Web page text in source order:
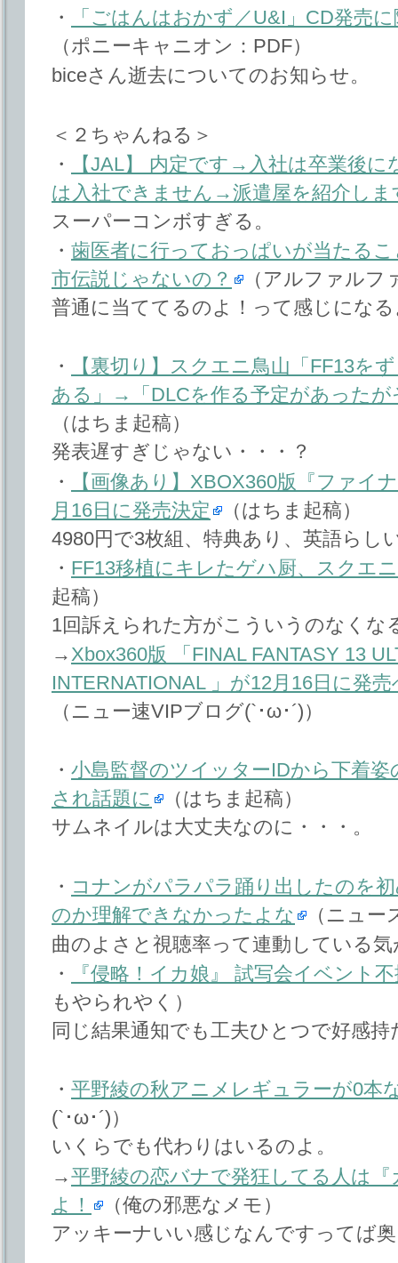
・
「ごはんはおかず／U&I」CD発売
（ポニーキャニオン：PDF）
biceさん逝去についてのお知らせ。
＜２ちゃんねる＞
・
【JAL】 内定です→入社は卒業後
は入社できません→派遣屋を紹介しま
スーパーコンボすぎる。
・ 歯医者に行っておっぱいが当たる
市伝説じゃないの？
（アルファルフ
普通に当ててるのよ！って感じにな
・
【裏切り】スクエニ鳥山「FF13を
ある」→「DLCを作る予定があった
（はちま起稿）
発表遅すぎじゃない・・・？
・
【画像あり】XBOX360版『ファイ
月16日に発売決定
（はちま起稿）
4980円で3枚組、特典あり、英語らし
・ FF13移植にキレたゲハ厨、スクエ
起稿）
1回訴えられた方がこういうのなくな
→ Xbox360版 「FINAL FANTASY 13
INTERNATIONAL 」が12月16日に発
（ニュー速VIPブログ(`･ω･´)）
・ 小島監督のツイッターIDから下着
され話題に
（はちま起稿）
サムネイルは大丈夫なのに・・・。
・ コナンがパラパラ踊り出したのを
のか理解できなかったよな
（ニュ
曲のよさと視聴率って連動している
・
『侵略！イカ娘』 試写会イベント
もやられやく）
同じ結果通知でも工夫ひとつで好感
・ 平野綾の秋アニメレギュラーが0本
(`･ω･´)）
いくらでも代わりはいるのよ。
→平野綾の恋バナで発狂してる人は
よ！
（俺の邪悪なメモ）
アッキーナいい感じなんですってば